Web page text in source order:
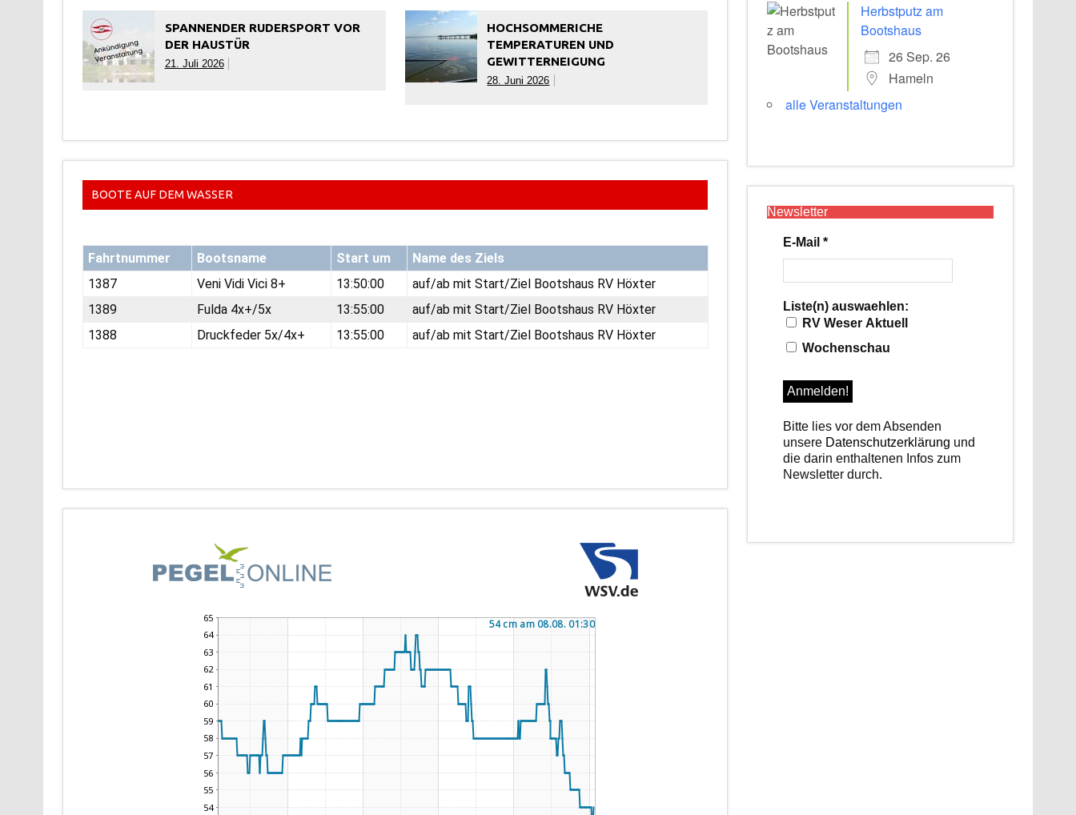
SPANNENDER RUDERSPORT VOR
DER HAUSTÜR
21. Juli 2026
HOCHSOMMERICHE
TEMPERATUREN UND
GEWITTERNEIGUNG
28. Juni 2026
BOOTE AUF DEM WASSER
Herbstputz am
Bootshaus
26 Sep. 26
Hameln
alle Veranstaltungen
Newsletter
E-Mail*
Liste(n) auswaehlen:
RV Weser Aktuell
Wochenschau
Bitte lies vor dem Absenden
unsere Datenschutzerklärung und
die darin enthaltenen Infos zum
Newsletter durch.